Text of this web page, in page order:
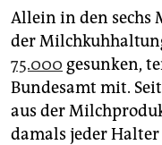
Allein in den sechs
der
75.000 gesunken,
Bundesamt mit.
aus der
damals jeder